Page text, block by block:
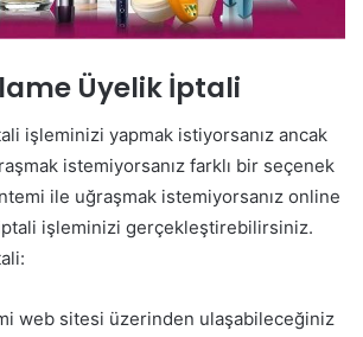
Üyelik İptali
işleminizi yapmak istiyorsanız ancak
istemiyorsanız farklı bir seçenek
ile uğraşmak istemiyorsanız online
işleminizi gerçekleştirebilirsiniz.
web sitesi üzerinden ulaşabileceğiniz